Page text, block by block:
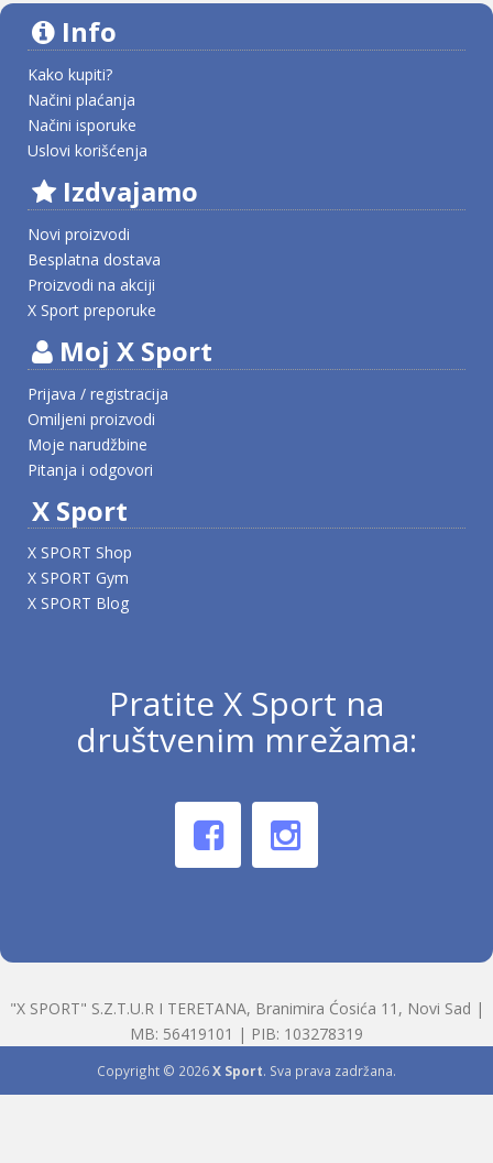
Info
Kako kupiti?
Načini plaćanja
Načini isporuke
Uslovi korišćenja
Izdvajamo
Novi proizvodi
Besplatna dostava
Proizvodi na akciji
X Sport preporuke
Moj X Sport
Prijava / registracija
Omiljeni proizvodi
Moje narudžbine
Pitanja i odgovori
X Sport
X SPORT Shop
X SPORT Gym
X SPORT Blog
Pratite X Sport na
društvenim mrežama:
"X SPORT" S.Z.T.U.R I TERETANA, Branimira Ćosića 11, Novi Sad |
MB: 56419101 | PIB: 103278319
Copyright © 2026X Sport. Sva prava zadržana.